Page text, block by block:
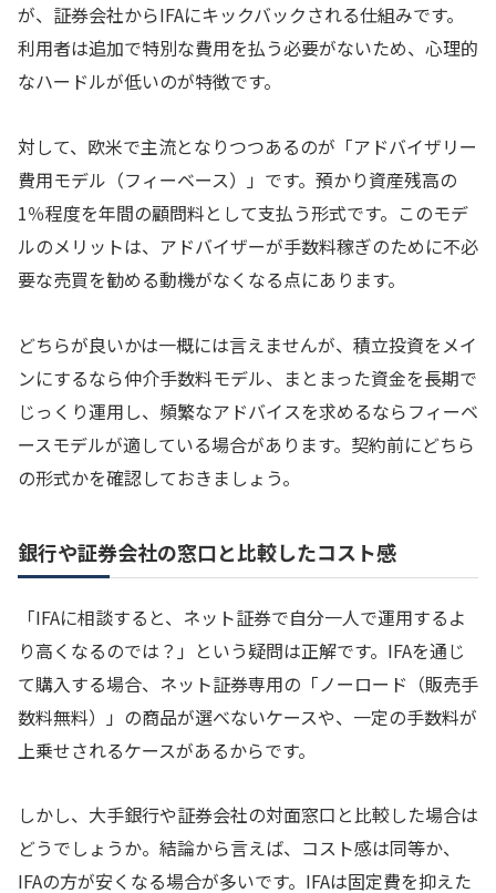
が、証券会社からIFAにキックバックされる仕組みです。
利用者は追加で特別な費用を払う必要がないため、心理的
なハードルが低いのが特徴です。
対して、欧米で主流となりつつあるのが「アドバイザリー
費用モデル（フィーベース）」です。預かり資産残高の
1％程度を年間の顧問料として支払う形式です。このモデ
ルのメリットは、アドバイザーが手数料稼ぎのために不必
要な売買を勧める動機がなくなる点にあります。
どちらが良いかは一概には言えませんが、積立投資をメイ
ンにするなら仲介手数料モデル、まとまった資金を長期で
じっくり運用し、頻繁なアドバイスを求めるならフィーベ
ースモデルが適している場合があります。契約前にどちら
の形式かを確認しておきましょう。
銀行や証券会社の窓口と比較したコスト感
「IFAに相談すると、ネット証券で自分一人で運用するよ
り高くなるのでは？」という疑問は正解です。IFAを通じ
て購入する場合、ネット証券専用の「ノーロード（販売手
数料無料）」の商品が選べないケースや、一定の手数料が
上乗せされるケースがあるからです。
しかし、大手銀行や証券会社の対面窓口と比較した場合は
どうでしょうか。結論から言えば、コスト感は同等か、
IFAの方が安くなる場合が多いです。IFAは固定費を抑えた